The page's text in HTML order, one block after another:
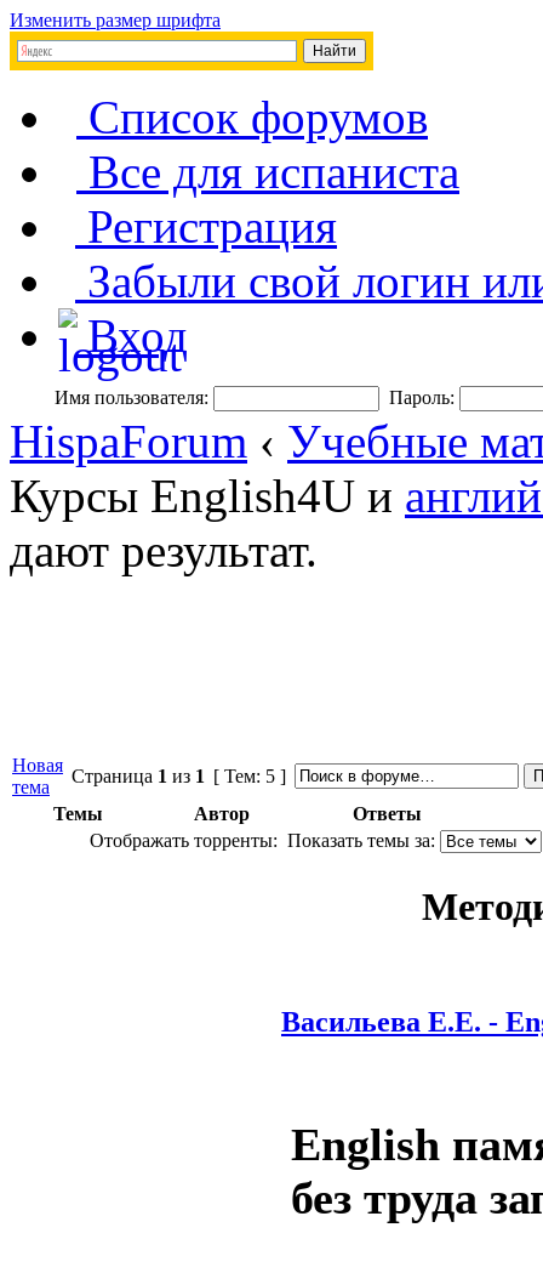
Изменить размер шрифта
Список форумов
Все для испаниста
Регистрация
Забыли свой логин
Вход
Имя пользователя: Пароль:
HispaForum ‹ Учебные
Курсы English4U и
дают результат.
Новая
тема
Страница 1 из 1 [ Тем: 5 ]
Темы
Автор
Ответы
Отображать торренты: Показать темы за:
Васильева Е.Е. -
English
без труда